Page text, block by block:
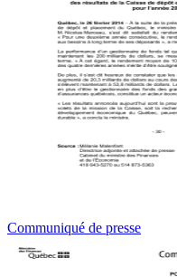
Communiqué de presse